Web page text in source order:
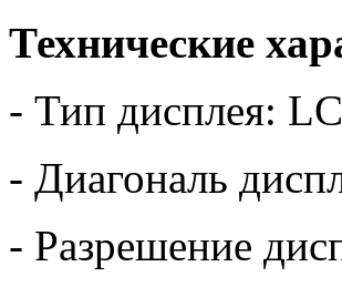
Технические
- Тип дисплея:
- Диагональ
- Разрешение